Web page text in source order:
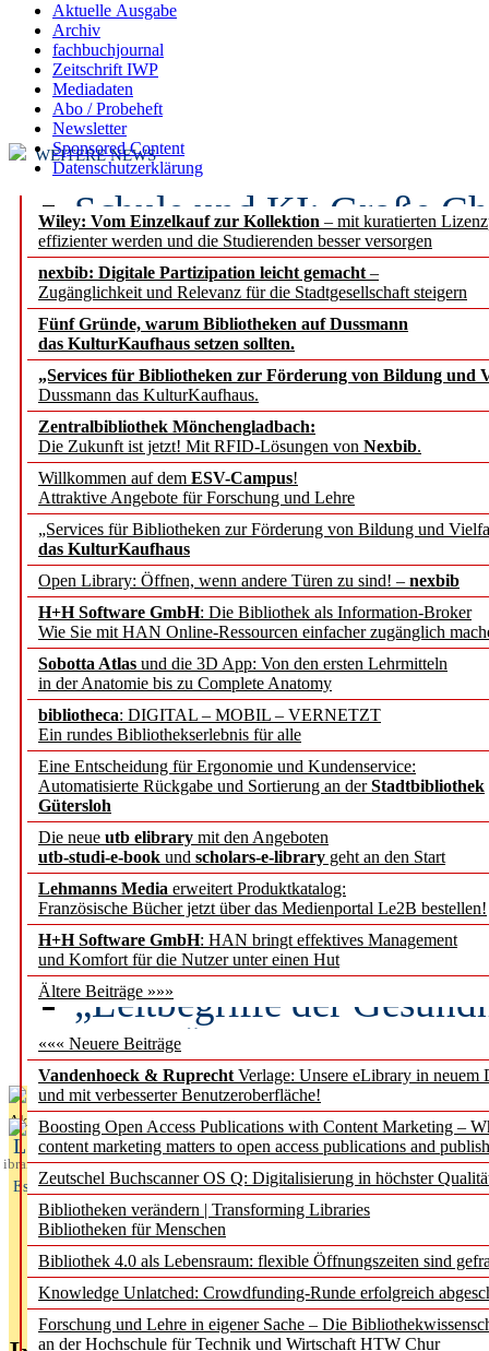
Aktuelle Ausgabe
Archiv
fachbuchjournal
Zeitschrift IWP
Mediadaten
Abo / Probeheft
Newsletter
Sponsored Content
Datenschutzerklärung
Wiley: Vom Einzelkauf zur Kollektion – mit kuratierten
effizienter werden und die Studierenden besser versorgen
nexbib: Digitale Partizipation leicht gemacht –
Zugänglichkeit und Relevanz für die Stadtgesellschaft steigern
Fünf Gründe, warum Bibliotheken auf Dussmann
das KulturKaufhaus setzen sollten.
„Services für Bibliotheken zur Förderung von Bildung und
Dussmann das KulturKaufhaus.
Zentralbibliothek Mönchengladbach:
Die Zukunft ist jetzt! Mit RFID-Lösungen von Nexbib.
Willkommen auf dem ESV-Campus!
Attraktive Angebote für Forschung und Lehre
„Services für Bibliotheken zur Förderung von Bildung und
das KulturKaufhaus
Open Library: Öffnen, wenn andere Türen zu sind! – nexbib
H+H Software GmbH: Die Bibliothek als Information-Broker
Wie Sie mit HAN Online-Ressourcen einfacher zugänglich
Sobotta Atlas und die 3D App: Von den ersten Lehrmitteln
in der Anatomie bis zu Complete Anatomy
bibliotheca: DIGITAL – MOBIL – VERNETZT
Ein rundes Bibliothekserlebnis für alle
Eine Entscheidung für Ergonomie und Kundenservice:
Automatisierte Rückgabe und Sortierung an derStadtbibliothek
Gütersloh
Die neue utb elibrary mit den Angeboten
utb-studi-e-book und scholars-e-library geht an den Start
Lehmanns Media erweitert Produktkatalog:
Französische Bücher jetzt über das Medienportal Le2B bestellen!
H+H Software GmbH: HAN bringt effektives Management
und Komfort für die Nutzer unter einen Hut
Ältere Beiträge »»»
««« Neuere Beiträge
Vandenhoeck & Ruprecht Verlage: Unsere eLibrary in neuem
und mit verbesserter Benutzeroberfläche!
Boosting Open Access Publications with Content Marketing –
content marketing matters to open access publications and
Zeutschel Buchscanner OS Q: Digitalisierung in höchster
Bibliotheken verändern | Transforming Libraries
Bibliotheken für Menschen
Bibliothek 4.0 als Lebensraum: flexible Öffnungszeiten sind
Knowledge Unlatched: Crowdfunding-Runde erfolgreich
Forschung und Lehre in eigener Sache – Die
an der Hochschule für Technik und Wirtschaft HTW Chur
WEITERE NEWS
Schule und KI: Große
Voraussetzungen
Erfolgreiches erstes
Segment Research –
angepasst
konstruktiv!
Mohr Siebeck
und die Zeitschrift für
Francke Attempto
EBSCO Information
Recherchefunktionen in
Sorbisches Institut neu
Geschichte und
Künstliche Intelligenz
besser zu verstehen
„Leitbegriffe der
des BIÖG erscheinen
Aktuelles aus
L
ibrary
Essentials